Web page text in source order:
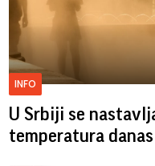
INFO
U Srbiji se
temperatura